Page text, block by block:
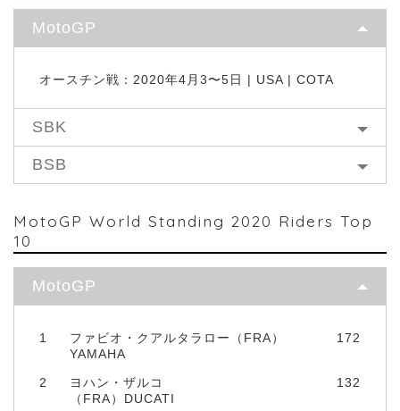
MotoGP
オースチン戦：2020年4月3〜5日 | USA | COTA
SBK
BSB
MotoGP World Standing 2020 Riders Top
10
MotoGP
1
ファビオ・クアルタラロー（FRA）
YAMAHA
172
2
ヨハン・ザルコ
（FRA）DUCATI
132